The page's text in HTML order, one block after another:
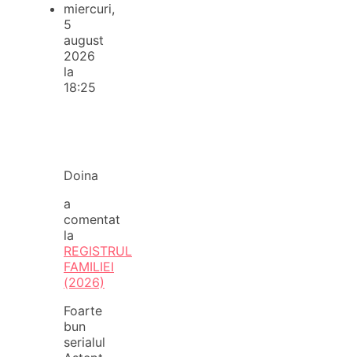
miercuri,
5
august
2026
la
18:25
Doina
a
comentat
la
REGISTRUL
FAMILIEI
(2026)
Foarte
bun
serialul